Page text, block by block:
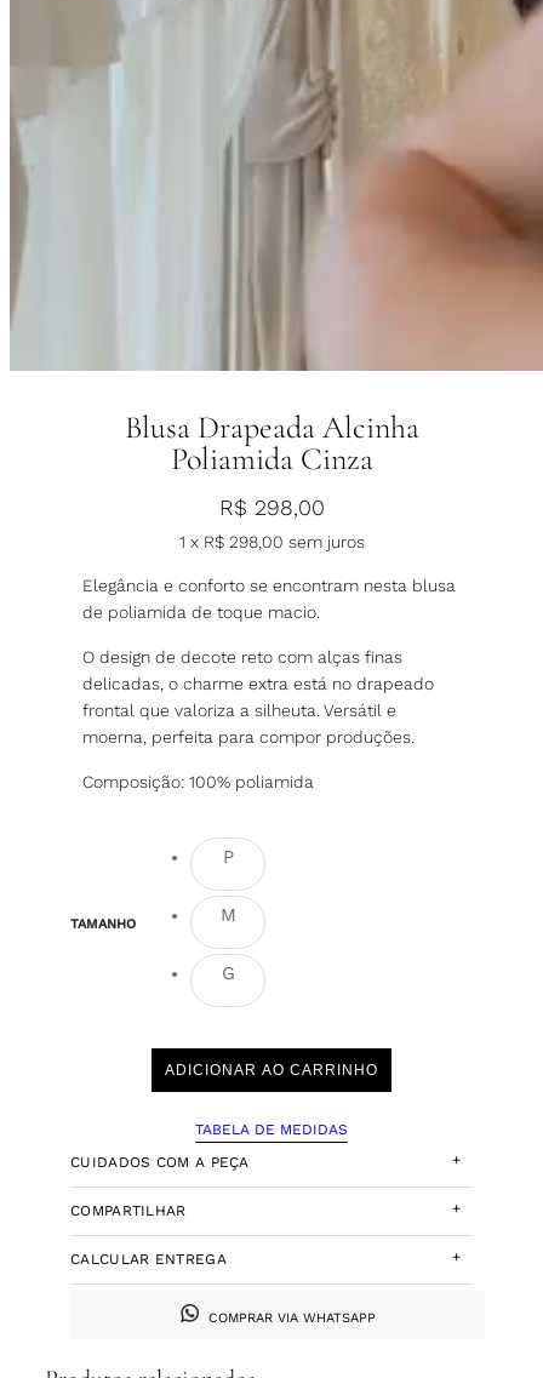
Blusa Drapeada Alcinha
Poliamida Cinza
R$ 298,00
1 x R$298,00 sem juros
Elegância e conforto se encontram nesta blusa
de poliamida de toque macio.
O design de decote reto com alças finas
delicadas, o charme extra está no drapeado
frontal que valoriza a silheuta. Versátil e
moerna, perfeita para compor produções.
Composição: 100% poliamida
TAMANHO
P
M
G
ADICIONAR AO CARRINHO
TABELA DE MEDIDAS
CUIDADOS COM A PEÇA
+
COMPARTILHAR +
CALCULAR ENTREGA +
COMPRAR VIA WHATSAPP